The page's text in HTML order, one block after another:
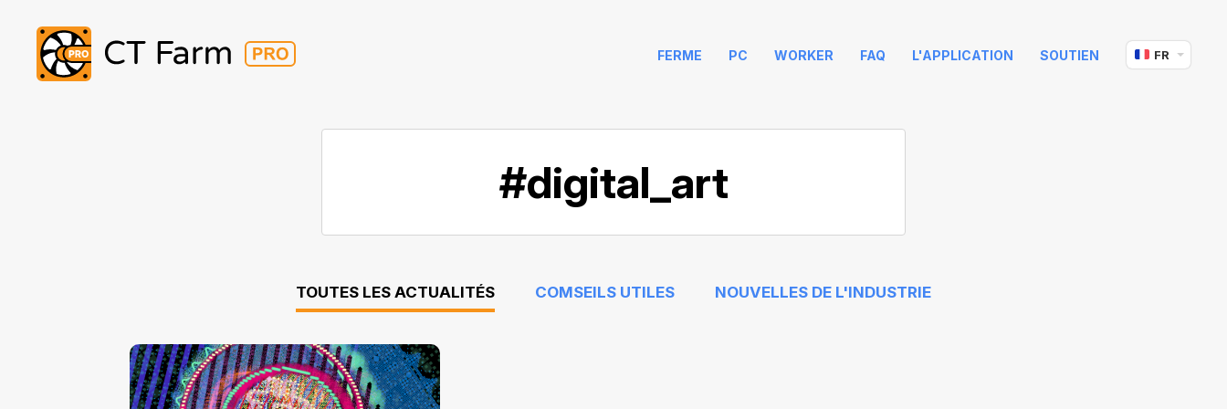
FERME PC WORKER FAQ L'APPLICATION SOUTIEN FR
#digital_art
TOUTES LES ACTUALITÉS COMSEILS UTILES NOUVELLES DE L'INDUSTRIE